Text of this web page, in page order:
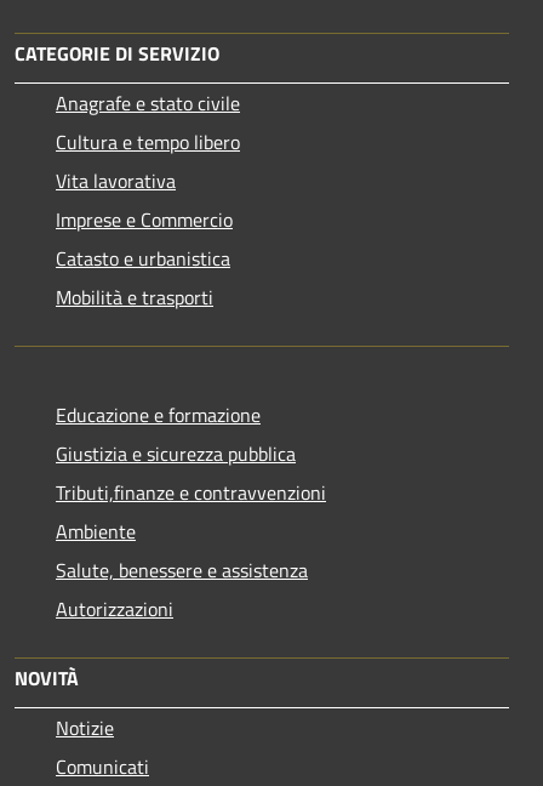
CATEGORIE DI SERVIZIO
Anagrafe e stato civile
Cultura e tempo libero
Vita lavorativa
Imprese e Commercio
Catasto e urbanistica
Mobilità e trasporti
Educazione e formazione
Giustizia e sicurezza pubblica
Tributi,finanze e contravvenzioni
Ambiente
Salute, benessere e assistenza
Autorizzazioni
NOVITÀ
Notizie
Comunicati